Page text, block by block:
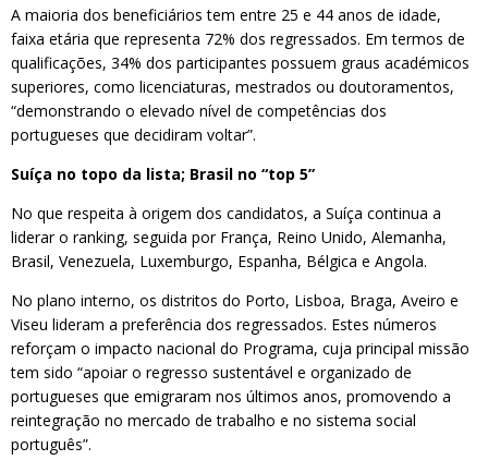
A maioria dos beneficiários tem entre 25 e 44 anos de idade,
faixa etária que representa 72% dos regressados. Em termos de
qualificações, 34% dos participantes possuem graus académicos
superiores, como licenciaturas, mestrados ou doutoramentos,
“demonstrando o elevado nível de competências dos
portugueses que decidiram voltar”.
Suíça no topo da lista; Brasil no “top 5”
No que respeita à origem dos candidatos, a Suíça continua a
liderar o ranking, seguida por França, Reino Unido, Alemanha,
Brasil, Venezuela, Luxemburgo, Espanha, Bélgica e Angola.
No plano interno, os distritos do Porto, Lisboa, Braga, Aveiro e
Viseu lideram a preferência dos regressados. Estes números
reforçam o impacto nacional do Programa, cuja principal missão
tem sido “apoiar o regresso sustentável e organizado de
portugueses que emigraram nos últimos anos, promovendo a
reintegração no mercado de trabalho e no sistema social
português”.